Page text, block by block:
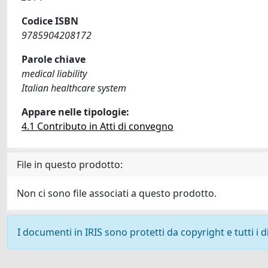
Codice ISBN
9785904208172
Parole chiave
medical liability
Italian healthcare system
Appare nelle tipologie:
4.1 Contributo in Atti di convegno
File in questo prodotto:
Non ci sono file associati a questo prodotto.
I documenti in IRIS sono protetti da copyright e tutti i